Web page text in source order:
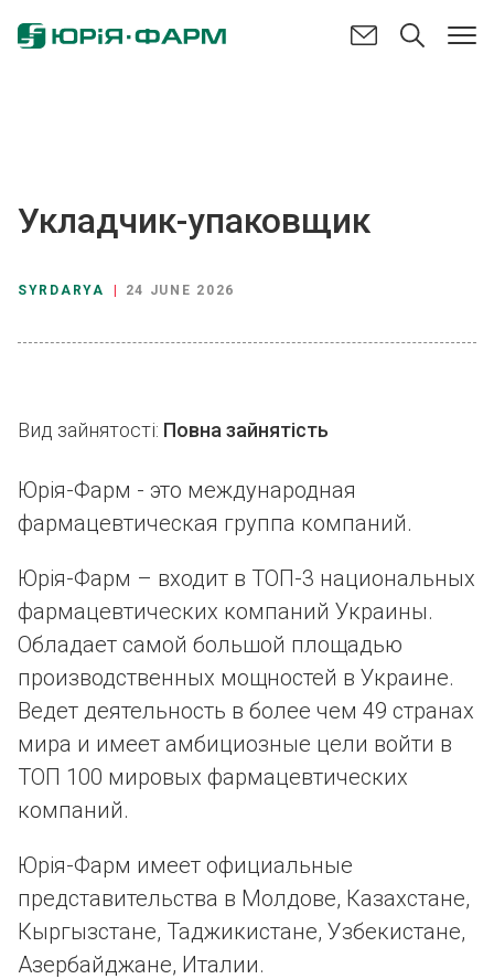
Укладчик-упаковщик
SYRDARYA 24 JUNE 2026
Вид зайнятості: Повна зайнятість
Юрія-Фарм - это международная
фармацевтическая группа компаний.
Юрія-Фарм – входит в ТОП-3 национальных
фармацевтических компаний Украины.
Обладает самой большой площадью
производственных мощностей в Украине.
Ведет деятельность в более чем 49 странах
мира и имеет амбициозные цели войти в
ТОП 100 мировых фармацевтических
компаний.
Юрія-Фарм имеет официальные
представительства в Молдове, Казахстане,
Кыргызстане, Таджикистане, Узбекистане,
Азербайджане, Италии.